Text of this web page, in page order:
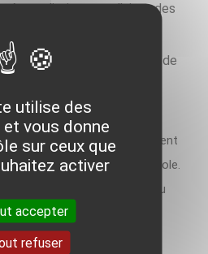
avec l’ajout des
informations sur les coûts de
à chaleur géothermique
dans le secteur du logement
tertiaire, industriel et agricole.
une comparaison avec ou
par géocooling ;
géothermie profonde (avec
utilise des
vous donne
sur ceux que
activer
accepter
refuser